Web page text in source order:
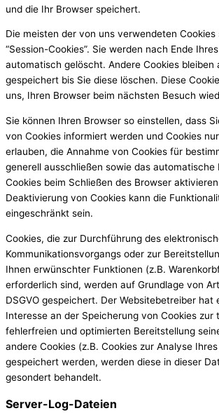
und die Ihr Browser speichert.
Die meisten der von uns verwendeten Cookies
“Session-Cookies”. Sie werden nach Ende
automatisch gelöscht. Andere Cookies bleiben
gespeichert bis Sie diese löschen. Diese
uns, Ihren Browser beim nächsten Besuch
Sie können Ihren Browser so einstellen, dass
von Cookies informiert werden und Cookies
erlauben, die Annahme von Cookies für
generell ausschließen sowie das automatische
Cookies beim Schließen des Browser
Deaktivierung von Cookies kann die
eingeschränkt sein.
Cookies, die zur Durchführung des
Kommunikationsvorgangs oder zur
Ihnen erwünschter Funktionen (z.B.
erforderlich sind, werden auf Grundlage von
DSGVO gespeichert. Der Websitebetreiber hat
Interesse an der Speicherung von Cookies zur
fehlerfreien und optimierten Bereitstellung
andere Cookies (z.B. Cookies zur Analyse
gespeichert werden, werden diese in dieser
gesondert behandelt.
Server-Log-Dateien